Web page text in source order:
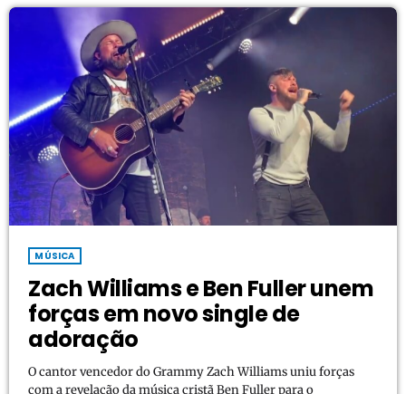
MÚSICA
Zach Williams e Ben Fuller unem
forças em novo single de
adoração
O cantor vencedor do Grammy Zach Williams uniu forças
com a revelação da música cristã Ben Fuller para o